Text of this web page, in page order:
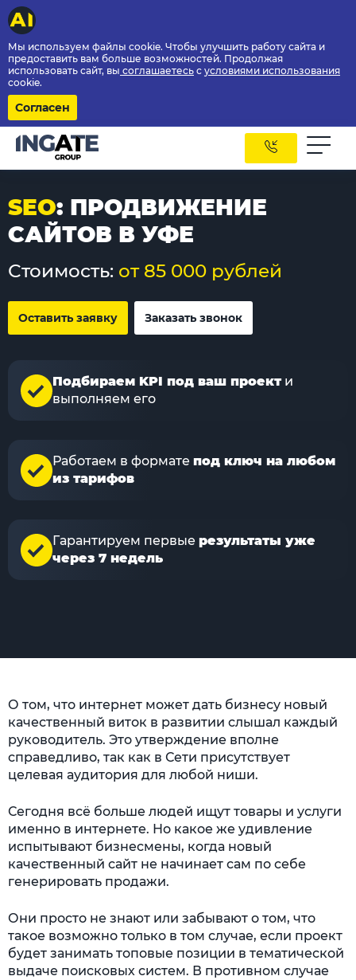
Мы используем файлы cookie. Чтобы улучшить работу сайта и
предоставить вам больше возможностей. Продолжая
использовать сайт, вы соглашаетесь с условиями использования
cookie.
Согласен
SEO: ПРОДВИЖЕНИЕ
САЙТОВ В УФЕ
Стоимость: от 85 000 рублей
Оставить заявку Заказать звонок
Подбираем KPI под ваш проекти
выполняем его
Работаем в формате под ключ на любом
из тарифов
Гарантируем первые результаты уже
через 7 недель
О том, что интернет может дать бизнесу новый
качественный виток в развитии слышал каждый
руководитель. Это утверждение вполне
справедливо, так как в Сети присутствует
целевая аудитория для любой ниши.
Сегодня всё больше людей ищут товары и услуги
именно в интернете. Но какое же удивление
испытывают бизнесмены, когда новый
качественный сайт не начинает сам по себе
генерировать продажи.
Они просто не знают или забывают о том, что
такое возможно только в том случае, если проект
будет занимать топовые позиции в тематической
выдаче поисковых систем. В противном случае